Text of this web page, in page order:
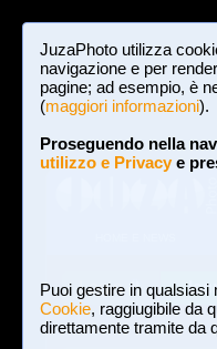
JuzaPhoto utilizza
navigazione e per
pagine; ad esempio, è
(maggiori informazioni).
Proseguendo nella
utilizzo e Privacye
Puoi gestire in qualsiasi
Cookie, raggiugibile da
direttamente tramite da
Login